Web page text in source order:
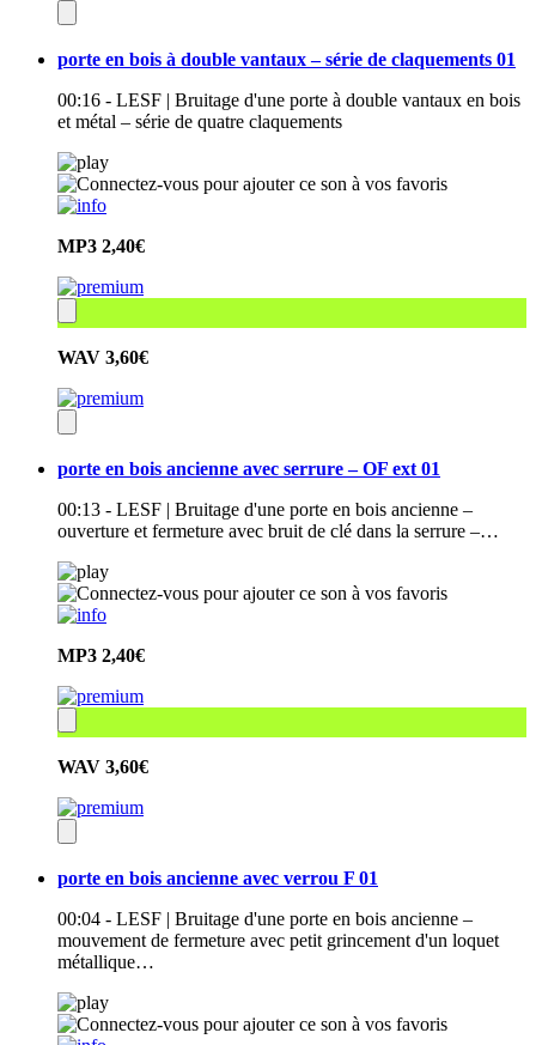
porte en bois à double vantaux – série de claquements 01
00:16 - LESF | Bruitage d'une porte à double vantaux en bois
et métal – série de quatre claquements
MP3 2,40€
WAV 3,60€
porte en bois ancienne avec serrure – OF ext 01
00:13 - LESF | Bruitage d'une porte en bois ancienne –
ouverture et fermeture avec bruit de clé dans la serrure –…
MP3 2,40€
WAV 3,60€
porte en bois ancienne avec verrou F 01
00:04 - LESF | Bruitage d'une porte en bois ancienne –
mouvement de fermeture avec petit grincement d'un loquet
métallique…